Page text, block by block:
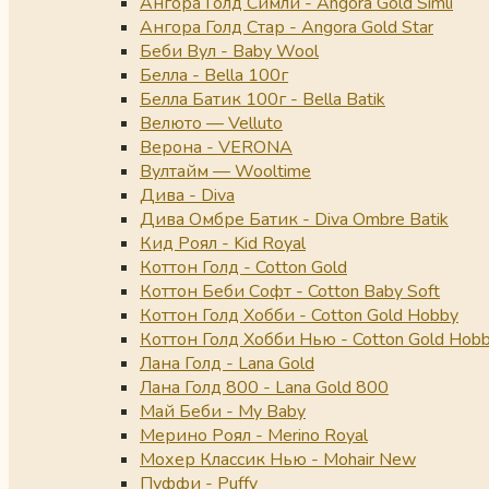
Ангора Голд Стар - Angora Gold Star
Беби Вул - Baby Wool
Белла - Bella 100г
Белла Батик 100г - Bella Batik
Велюто — Velluto
Верона - VERONA
Вултайм — Wooltime
Дива - Diva
Дива Омбре Батик - Diva Ombre Batik
Кид Роял - Kid Royal
Коттон Голд - Cotton Gold
Коттон Беби Софт - Cotton Baby Soft
Коттон Голд Хобби - Cotton Gold Hobby
Коттон Голд Хобби Нью - Cotton Gold
Лана Голд - Lana Gold
Лана Голд 800 - Lana Gold 800
Май Беби - My Baby
Мерино Роял - Merino Royal
Мохер Классик Нью - Mohair New
Пуффи - Puffy